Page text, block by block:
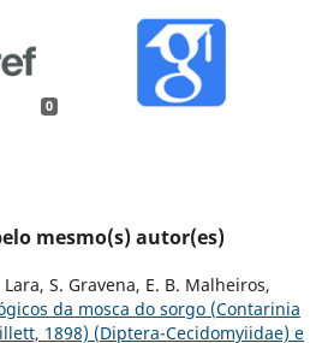
0
mesmo(s) autor(es)
S. Gravena, E. B. Malheiros,
da mosca do sorgo (Contarinia
1898) (Diptera-Cecidomyiidae) e